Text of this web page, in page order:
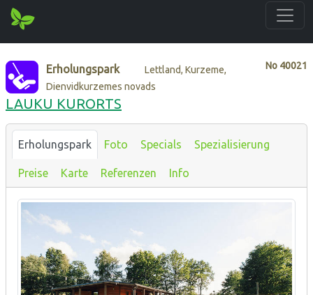
No 40021
Erholungspark
Lettland, Kurzeme,
Dienvidkurzemes novads
LAUKU KURORTS
Erholungspark Foto Specials Spezialisierung
Preise Karte Referenzen Info